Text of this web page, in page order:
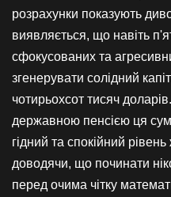
розрахунки показують
виявляється, що навіть
сфокусованих та
згенерувати солідний
чотирьохсот тисяч
державною пенсією ця
гідний та спокійний
доводячи, що починати
перед очима чітку